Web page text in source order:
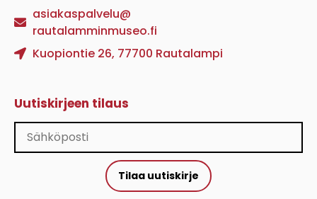
asiakaspalvelu@
rautalamminmuseo.fi
Kuopiontie 26, 77700 Rautalampi
Uutiskirjeen tilaus
Tilaa uutiskirje